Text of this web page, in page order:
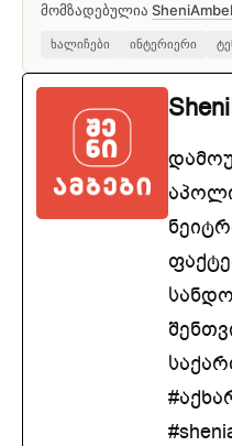
მომზადებულია
ხალიჩები ინტერიერი